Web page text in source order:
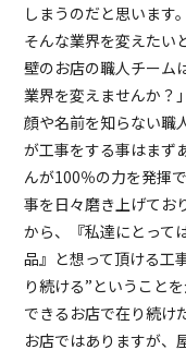
しまうのだと思います。
そんな業界を変えたい
壁のお店の職人チーム
業界を変えませんか？
顔や名前を知らない職
が工事をする事はまず
んが100％の力を発揮
事を日々磨き上げてお
から、『私達にとって
品』と想って頂ける工
り続ける”ということ
できるお店で在り続け
お店ではありますが、